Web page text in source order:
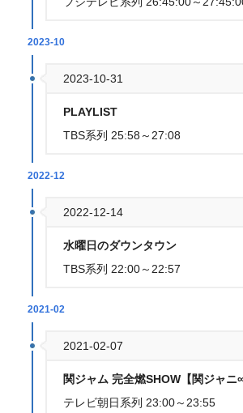
2023-10
2023-10-31
PLAYLIST
TBS系列 25:58～27:08
2022-12
2022-12-14
水曜日のダウンタウン
TBS系列 22:00～22:57
2021-02
2021-02-07
関ジャム 完全燃SHOW【関ジャ
テレビ朝日系列 23:00～23:55